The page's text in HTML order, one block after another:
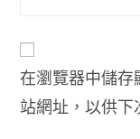
在瀏覽器中儲存
站網址，以供下